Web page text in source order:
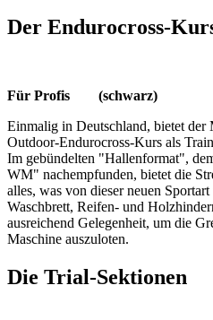
Der Endurocross-
Für Profis (schwarz)
Einmalig in Deutschland, bietet der
Outdoor-Endurocross-Kurs als
Im gebündelten "Hallenformat",
WM" nachempfunden, bietet die
alles, was von dieser neuen
Waschbrett, Reifen- und
ausreichend Gelegenheit, um die
Maschine auszuloten.
Die Trial-Sektionen